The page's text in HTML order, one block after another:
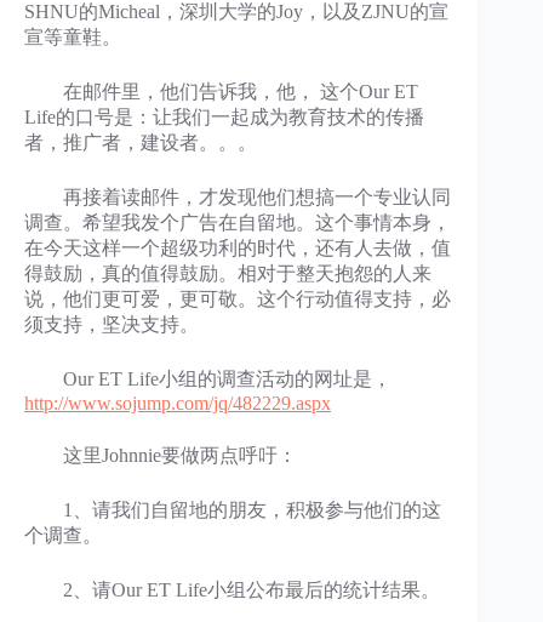
SHNU的Micheal，深圳大学的Joy，以及ZJNU的宣
宣等童鞋。
在邮件里，他们告诉我，他， 这个Our ET
Life的口号是：让我们一起成为教育技术的传播
者，推广者，建设者。。。
再接着读邮件，才发现他们想搞一个专业认同
调查。希望我发个广告在自留地。这个事情本身，
在今天这样一个超级功利的时代，还有人去做，值
得鼓励，真的值得鼓励。相对于整天抱怨的人来
说，他们更可爱，更可敬。这个行动值得支持，必
须支持，坚决支持。
Our ET Life小组的调查活动的网址是，
http://www.sojump.com/jq/482229.aspx
这里Johnnie要做两点呼吁：
1、请我们自留地的朋友，积极参与他们的这
个调查。
2、请Our ET Life小组公布最后的统计结果。